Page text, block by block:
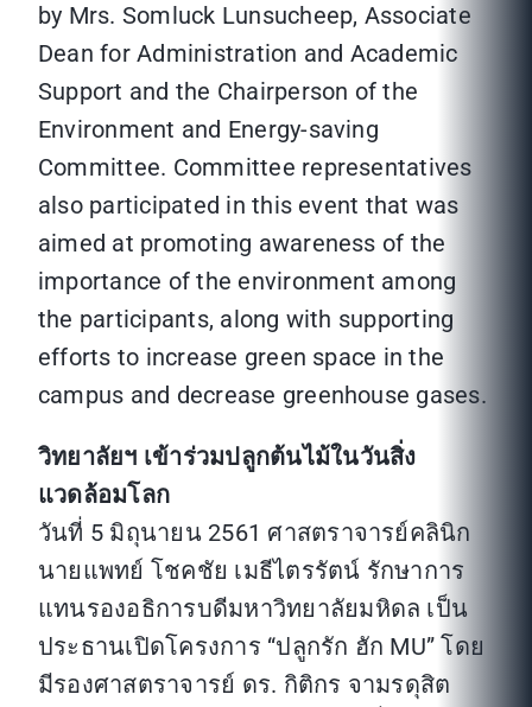
by Mrs. Somluck Lunsucheep, Associate
Dean for Administration and Academic
Support and the Chairperson of the
Environment and Energy-saving
Committee. Committee representatives
also participated in this event that was
aimed at promoting awareness of the
importance of the environment among
the participants, along with supporting
efforts to increase green space in the
campus and decrease greenhouse gases.
วิทยาลัยฯ เข้าร่วมปลูกต้นไม้ในวันสิ่ง
แวดล้อมโลก
วันที่ 5 มิถุนายน 2561 ศาสตราจารย์คลินิก
นายแพทย์ โชคชัย เมธีไตรรัตน์ รักษาการ
แทนรองอธิการบดีมหาวิทยาลัยมหิดล เป็น
ประธานเปิดโครงการ “ปลูกรัก ฮัก MU” โดย
มีรองศาสตราจารย์ ดร. กิติกร จามรดุสิต